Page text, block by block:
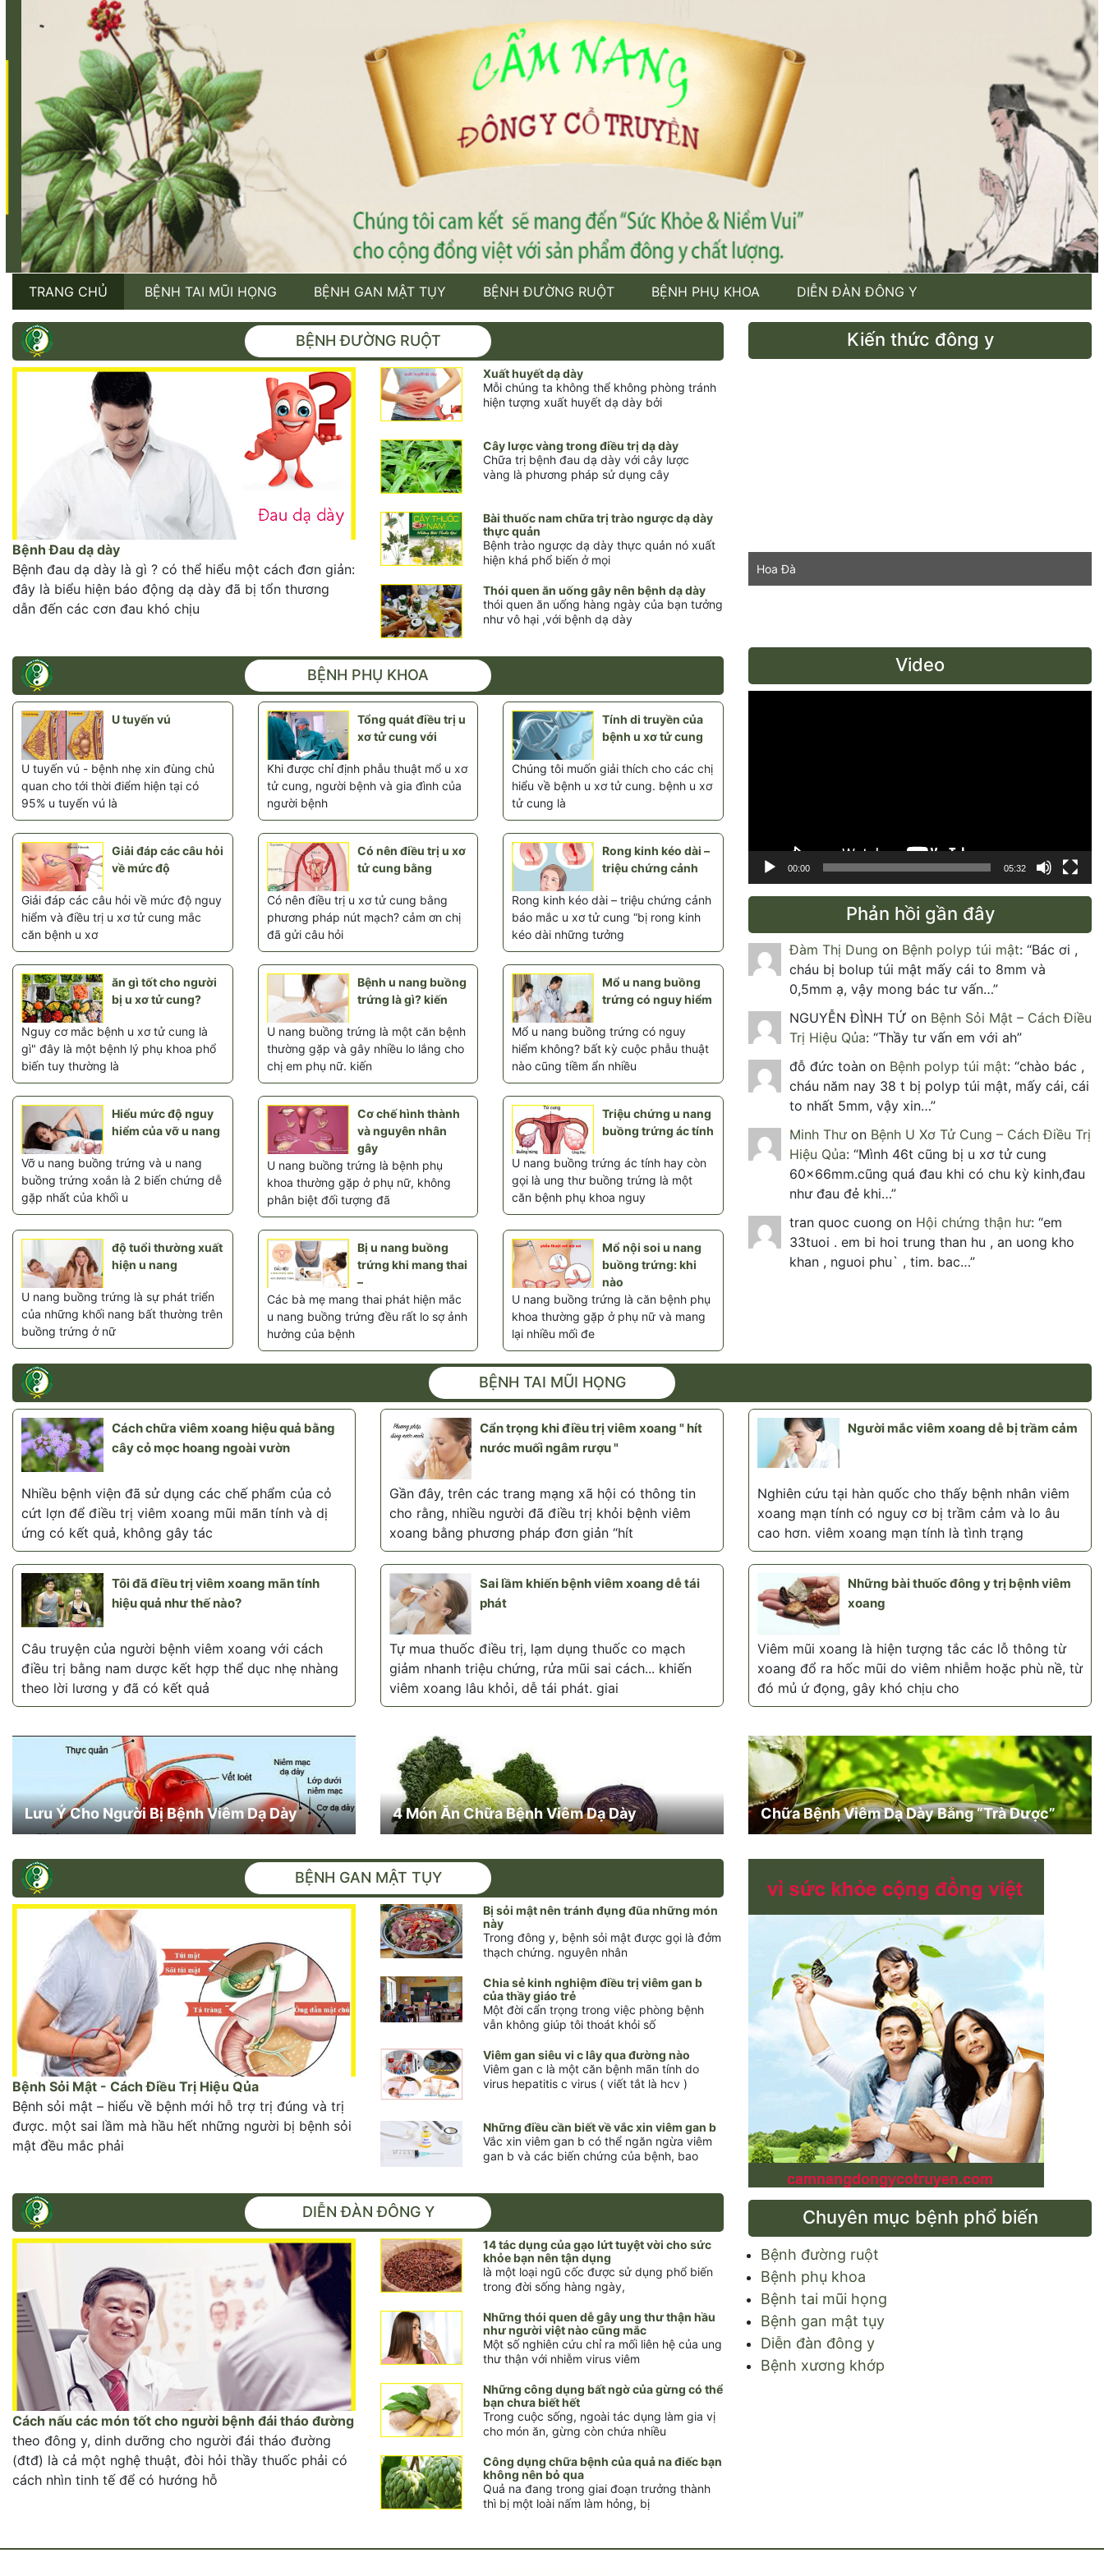
TRANG CHỦ BỆNH TAI MŨI HỌNG BỆNH GAN MẬT TỤY BỆNH ĐƯỜNG RUỘT BỆNH PHỤ KHOA DIỄN ĐÀN ĐÔNG Y
BỆNH ĐƯỜNG RUỘT
Bệnh Đau dạ dày
Bệnh đau dạ dày là gì ? có thể hiểu một cách đơn giản:
đây là biểu hiện báo động dạ dày đã bị tổn thương
dẫn đến các cơn đau khó chịu
Xuất huyết dạ dày
Mỗi chúng ta không thể không phòng tránh
hiện tượng xuất huyết dạ dày bởi
Cây lược vàng trong điều trị dạ dày
Chữa trị bệnh đau dạ dày với cây lược
vàng là phương pháp sử dụng cây
Bài thuốc nam chữa trị trào ngược dạ dày
thực quản
Bệnh trào ngược dạ dày thực quản nó xuất
hiện khá phổ biến ở mọi
Thói quen ăn uống gây nên bệnh dạ dày
thói quen ăn uống hàng ngày của bạn tưởng
như vô hại ,với bệnh dạ dày
BỆNH PHỤ KHOA
U tuyến vú
U tuyến vú - bệnh nhẹ xin đùng chủ
quan cho tới thời điểm hiện tại có
95% u tuyến vú là
Tổng quát điều trị u
xơ tử cung với
Khi được chỉ định phẫu thuật mổ u xơ
tử cung, người bệnh và gia đình của
người bệnh
Tính di truyền của
bệnh u xơ tử cung
Chúng tôi muốn giải thích cho các chị
hiểu về bệnh u xơ tử cung. bệnh u xơ
tử cung là
Giải đáp các câu hỏi
về mức độ
Giải đáp các câu hỏi về mức độ nguy
hiểm và điều trị u xơ tử cung mắc
căn bệnh u xơ
Có nên điều trị u xơ
tử cung bằng
Có nên điều trị u xơ tử cung bằng
phương pháp nút mạch? cảm ơn chị
đã gửi câu hỏi
Rong kinh kéo dài –
triệu chứng cảnh
Rong kinh kéo dài – triệu chứng cảnh
báo mắc u xơ tử cung “bị rong kinh
kéo dài những tưởng
ăn gì tốt cho người
bị u xơ tử cung?
Nguy cơ mắc bệnh u xơ tử cung là
gì" đây là một bệnh lý phụ khoa phổ
biến tuy thường là
Bệnh u nang buồng
trứng là gì? kiến
U nang buồng trứng là một căn bệnh
thường gặp và gây nhiều lo lắng cho
chị em phụ nữ. kiến
Mổ u nang buồng
trứng có nguy hiểm
Mổ u nang buồng trứng có nguy
hiểm không? bất kỳ cuộc phẫu thuật
nào cũng tiềm ẩn nhiều
Hiểu mức độ nguy
hiểm của vỡ u nang
Vỡ u nang buồng trứng và u nang
buồng trứng xoắn là 2 biến chứng dễ
gặp nhất của khối u
Cơ chế hình thành
và nguyên nhân
gây
U nang buồng trứng là bệnh phụ
khoa thường gặp ở phụ nữ, không
phân biệt đối tượng đã
Triệu chứng u nang
buồng trứng ác tính
U nang buồng trứng ác tính hay còn
gọi là ung thư buồng trứng là một
căn bệnh phụ khoa nguy
độ tuổi thường xuất
hiện u nang
U nang buồng trứng là sự phát triển
của những khối nang bất thường trên
buồng trứng ở nữ
Bị u nang buồng
trứng khi mang thai
–
Các bà mẹ mang thai phát hiện mắc
u nang buồng trứng đều rất lo sợ ảnh
hưởng của bệnh
Mổ nội soi u nang
buồng trứng: khi
nào
U nang buồng trứng là căn bệnh phụ
khoa thường gặp ở phụ nữ và mang
lại nhiều mối đe
Kiến thức đông y
Hải Thượng Lãn Ông Trương Trọng Cảnh Hoa Đà
Video
00:00 05:32
Phản hồi gần đây
Đàm Thị Dung on Bệnh polyp túi mật: “Bác ơi ,
cháu bị bolup túi mật mấy cái to 8mm và
0,5mm ạ, vậy mong bác tư vấn…”
NGUYỄN ĐÌNH TỨ on Bệnh Sỏi Mật – Cách Điều
Trị Hiệu Qủa: “Thầy tư vấn em với ah”
đỗ đức toàn on Bệnh polyp túi mật: “chào bác ,
cháu năm nay 38 t bị polyp túi mật, mấy cái, cái
to nhất 5mm, vậy xin…”
Minh Thưon Bệnh U Xơ Tử Cung – Cách Điều Trị
Hiệu Qủa: “Mình 46t cũng bị u xơ tử cung
60x66mm.cũng quá đau khi có chu kỳ kinh,đau
như đau đẻ khi…”
tran quoc cuong on Hội chứng thận hư: “em
33tuoi . em bi hoi trung than hu , an uong kho
khan , nguoi phu` , tim. bac…”
BỆNH TAI MŨI HỌNG
Cách chữa viêm xoang hiệu quả bằng
cây cỏ mọc hoang ngoài vườn
Nhiều bệnh viện đã sử dụng các chế phẩm của cỏ
cứt lợn để điều trị viêm xoang mũi mãn tính và dị
ứng có kết quả, không gây tác
Cẩn trọng khi điều trị viêm xoang " hít
nước muối ngâm rượu "
Gần đây, trên các trang mạng xã hội có thông tin
cho rằng, nhiều người đã điều trị khỏi bệnh viêm
xoang bằng phương pháp đơn giản “hít
Người mắc viêm xoang dễ bị trầm cảm
Nghiên cứu tại hàn quốc cho thấy bệnh nhân viêm
xoang mạn tính có nguy cơ bị trầm cảm và lo âu
cao hơn. viêm xoang mạn tính là tình trạng
Tôi đã điều trị viêm xoang mãn tính
hiệu quả như thế nào?
Câu truyện của người bệnh viêm xoang với cách
điều trị bằng nam dược kết hợp thể dục nhẹ nhàng
theo lời lương y đã có kết quả
Sai lầm khiến bệnh viêm xoang dễ tái
phát
Tự mua thuốc điều trị, lạm dụng thuốc co mạch
giảm nhanh triệu chứng, rửa mũi sai cách... khiến
viêm xoang lâu khỏi, dễ tái phát. giai
Những bài thuốc đông y trị bệnh viêm
xoang
Viêm mũi xoang là hiện tượng tắc các lỗ thông từ
xoang đổ ra hốc mũi do viêm nhiễm hoặc phù nề, từ
đó mủ ứ đọng, gây khó chịu cho
Lưu Ý Cho Người Bị Bệnh Viêm Dạ Dày 4 Món Ăn Chữa Bệnh Viêm Dạ Dày Chữa Bệnh Viêm Dạ Dày Bằng “Trà Dược”
BỆNH GAN MẬT TỤY
Bệnh Sỏi Mật - Cách Điều Trị Hiệu Qủa
Bệnh sỏi mật – hiểu về bệnh mới hỗ trợ trị đúng và trị
được. một sai lầm mà hầu hết những người bị bệnh sỏi
mật đều mắc phải
Bị sỏi mật nên tránh đụng đũa những món
này
Trong đông y, bệnh sỏi mật được gọi là đởm
thạch chứng. nguyên nhân
Chia sẻ kinh nghiệm điều trị viêm gan b
của thầy giáo trẻ
Một đời cẩn trọng trong việc phòng bệnh
vẫn không giúp tôi thoát khỏi số
Viêm gan siêu vi c lây qua đường nào
Viêm gan c là một căn bệnh mãn tính do
virus hepatitis c virus ( viết tắt là hcv )
Những điều cần biết về vắc xin viêm gan b
Vắc xin viêm gan b có thể ngăn ngừa viêm
gan b và các biến chứng của bệnh, bao
DIỄN ĐÀN ĐÔNG Y
Cách nấu các món tốt cho người bệnh đái tháo đường
theo đông y, dinh dưỡng cho người đái tháo đường
(đtđ) là cả một nghệ thuật, đòi hỏi thầy thuốc phải có
cách nhìn tinh tế để có hướng hỗ
14 tác dụng của gạo lứt tuyệt vời cho sức
khỏe bạn nên tận dụng
là một loại ngũ cốc được sử dụng phổ biến
trong đời sống hàng ngày,
Những thói quen dễ gây ung thư thận hầu
như người việt nào cũng mắc
Một số nghiên cứu chỉ ra mối liên hệ của ung
thư thận với nhiễm virus viêm
Những công dụng bất ngờ của gừng có thể
bạn chưa biết hết
Trong cuộc sống, ngoài tác dụng làm gia vị
cho món ăn, gừng còn chứa nhiều
Công dụng chữa bệnh của quả na điếc bạn
không nên bỏ qua
Quả na đang trong giai đoạn trưởng thành
thì bị một loài nấm làm hỏng, bị
Chuyên mục bệnh phổ biến
Bệnh đường ruột
Bệnh phụ khoa
Bệnh tai mũi họng
Bệnh gan mật tụy
Diễn đàn đông y
Bệnh xương khớp